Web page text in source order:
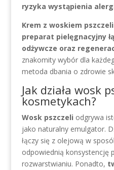
ryzyka wystąpienia
Krem z woskiem
preparat pielęgnacyjny
odżywcze oraz
znakomity wybór dla
metoda dbania o zdrowie
Jak działa wosk
kosmetykach?
Wosk pszczeli odgrywa
jako naturalny emulgator.
łączy się z olejową w
odpowiednią konsystencję
rozwarstwianiu. Ponadto,